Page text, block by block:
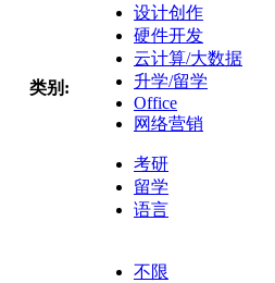
类别:
设计创作
硬件开发
云计算/大数据
升学/留学
Office
网络营销
考研
留学
语言
不限